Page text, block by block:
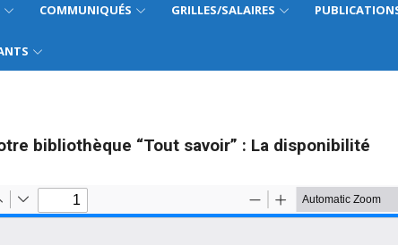
COMMUNIQUÉS GRILLES/SALAIRES
bibliothèque “Tout savoir” : La disponibilité